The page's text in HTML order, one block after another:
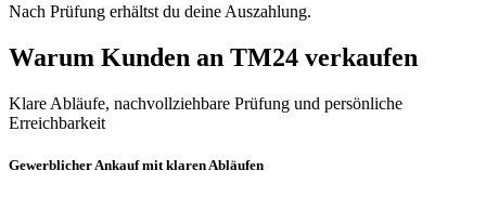
Nach Prüfung erhältst du deine Auszahlung.
Warum Kunden an TM24 verkaufen
Klare Abläufe, nachvollziehbare Prüfung und persönliche
Erreichbarkeit
Gewerblicher Ankauf mit klaren Abläufen